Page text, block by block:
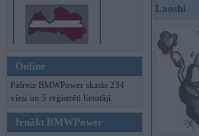
Online
Pašreiz BMWPower skatās 234
viesi un 5 reģistrēti lietotāji.
Ienākt BMWPower
Laoshi